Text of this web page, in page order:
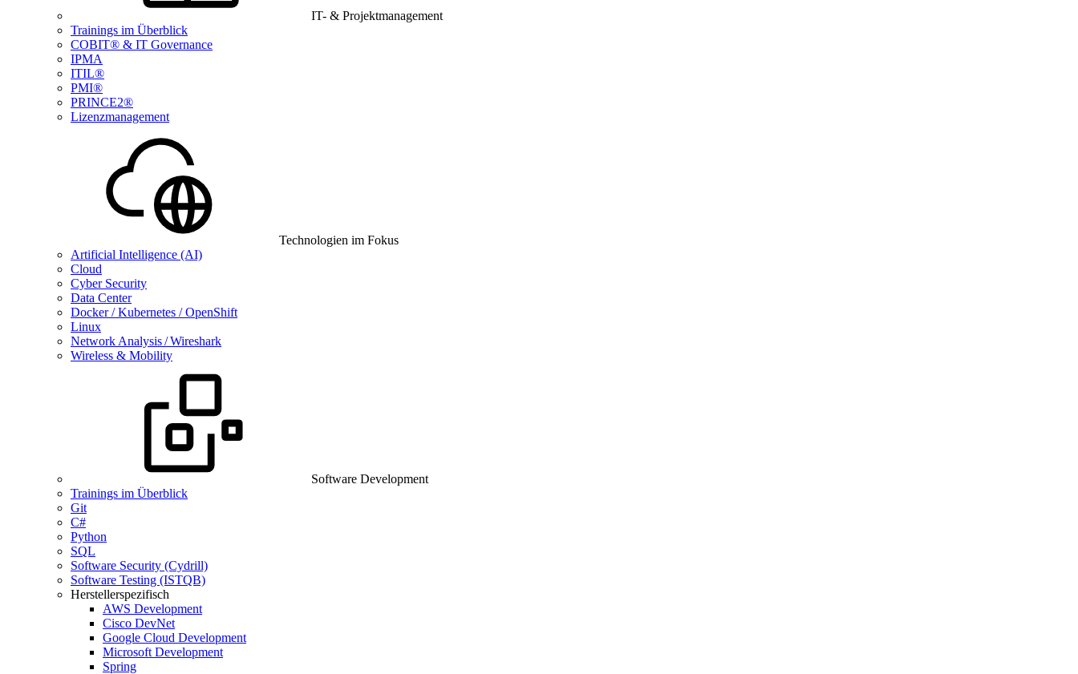
IT- & Projektmanagement
Trainings im Überblick
COBIT® & IT Governance
IPMA
ITIL®
PMI®
PRINCE2®
Lizenzmanagement
Technologien im Fokus
Artificial Intelligence (AI)
Cloud
Cyber Security
Data Center
Docker / Kubernetes / OpenShift
Linux
Network Analysis / Wireshark
Wireless & Mobility
Software Development
Trainings im Überblick
Git
C#
Python
SQL
Software Security (Cydrill)
Software Testing (ISTQB)
Herstellerspezifisch
AWS Development
Cisco DevNet
Google Cloud Development
Microsoft Development
Spring